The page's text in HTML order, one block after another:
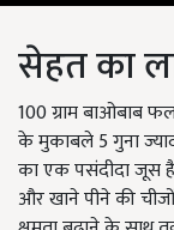
सेहत का
100ग्राम बाओबाब
के मुकाबले5गुना
का एक पसंदीदा जूस
और खाने पीने की चीजों